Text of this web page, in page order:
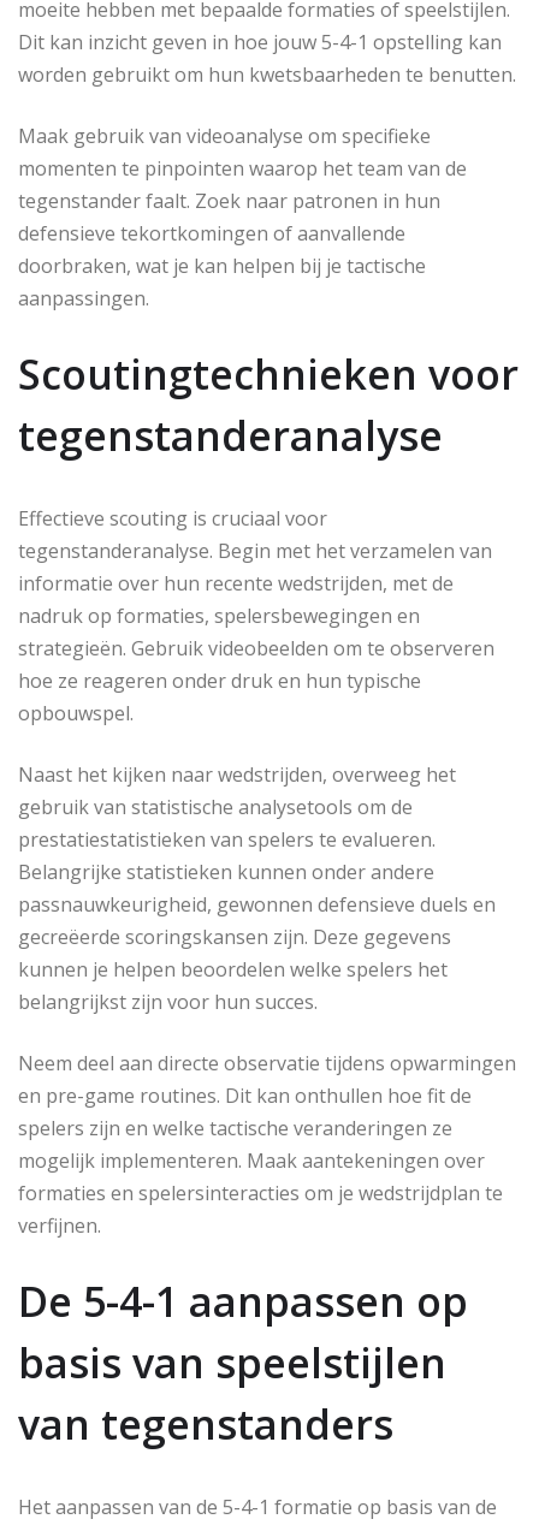
moeite hebben met bepaalde formaties of speelstijlen.
Dit kan inzicht geven in hoe jouw 5-4-1 opstelling kan
worden gebruikt om hun kwetsbaarheden te benutten.
Maak gebruik van videoanalyse om specifieke
momenten te pinpointen waarop het team van de
tegenstander faalt. Zoek naar patronen in hun
defensieve tekortkomingen of aanvallende
doorbraken, wat je kan helpen bij je tactische
aanpassingen.
Scoutingtechnieken voor
tegenstanderanalyse
Effectieve scouting is cruciaal voor
tegenstanderanalyse. Begin met het verzamelen van
informatie over hun recente wedstrijden, met de
nadruk op formaties, spelersbewegingen en
strategieën. Gebruik videobeelden om te observeren
hoe ze reageren onder druk en hun typische
opbouwspel.
Naast het kijken naar wedstrijden, overweeg het
gebruik van statistische analysetools om de
prestatiestatistieken van spelers te evalueren.
Belangrijke statistieken kunnen onder andere
passnauwkeurigheid, gewonnen defensieve duels en
gecreëerde scoringskansen zijn. Deze gegevens
kunnen je helpen beoordelen welke spelers het
belangrijkst zijn voor hun succes.
Neem deel aan directe observatie tijdens opwarmingen
en pre-game routines. Dit kan onthullen hoe fit de
spelers zijn en welke tactische veranderingen ze
mogelijk implementeren. Maak aantekeningen over
formaties en spelersinteracties om je wedstrijdplan te
verfijnen.
De 5-4-1 aanpassen op
basis van speelstijlen
van tegenstanders
Het aanpassen van de 5-4-1 formatie op basis van de